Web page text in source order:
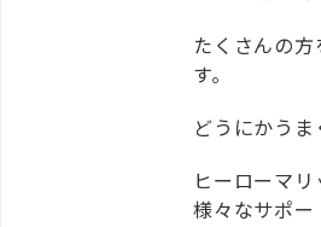
たくさんの
す。
どうにかう
ヒーローマ
様々なサポー